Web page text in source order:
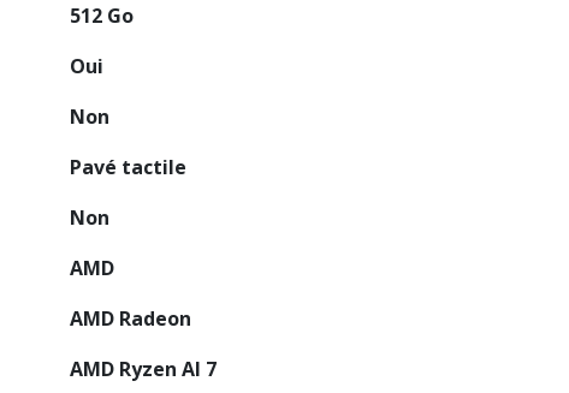
512 Go
Oui
Non
Pavé tactile
Non
AMD
AMD Radeon
AMD Ryzen AI 7